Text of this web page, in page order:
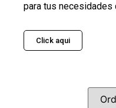
para tus necesidades
Click aqui